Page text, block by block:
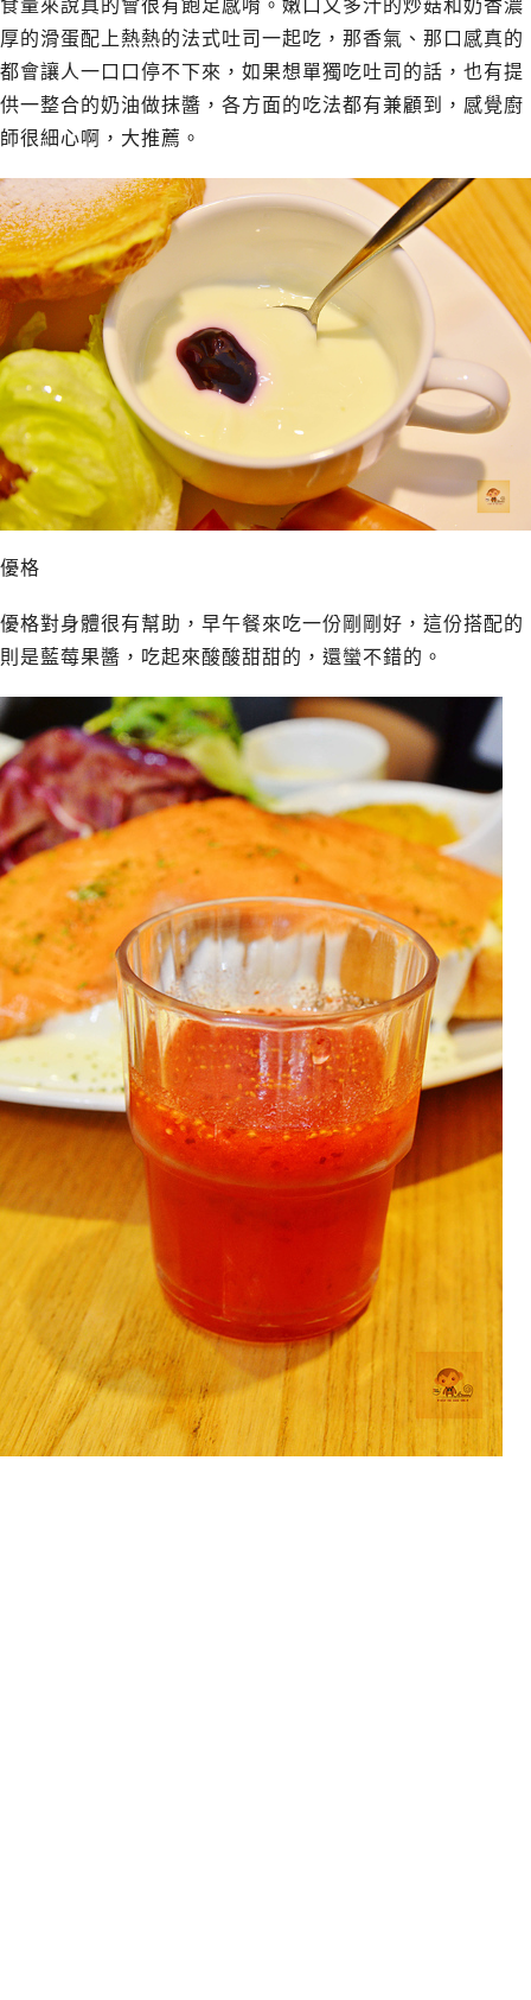
食量來說真的會很有飽足感唷。嫩口又多汁的炒菇和奶香濃
厚的滑蛋配上熱熱的法式吐司一起吃，那香氣、那口感真的
都會讓人一口口停不下來，如果想單獨吃吐司的話，也有提
供一整合的奶油做抹醬，各方面的吃法都有兼顧到，感覺廚
師很細心啊，大推薦。
優格
優格對身體很有幫助，早午餐來吃一份剛剛好，這份搭配的
則是藍莓果醬，吃起來酸酸甜甜的，還蠻不錯的。